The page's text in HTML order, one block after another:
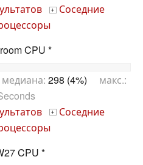
+ Соседние
CPU *
298 (4%) макс.:
+ Соседние
CPU *